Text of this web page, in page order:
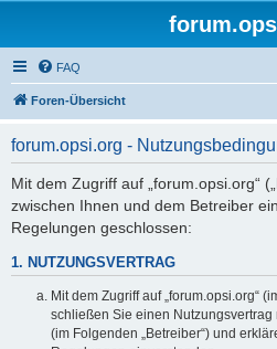
FAQ
Foren-Übersicht
forum.opsi.org -
Mit dem Zugriff auf „forum.opsi.org“
zwischen Ihnen und dem Betreiber
Regelungen geschlossen:
1. NUTZUNGSVERTRAG
Mit dem Zugriff auf „forum.opsi.org“
schließen Sie einen
(im Folgenden „Betreiber“) und